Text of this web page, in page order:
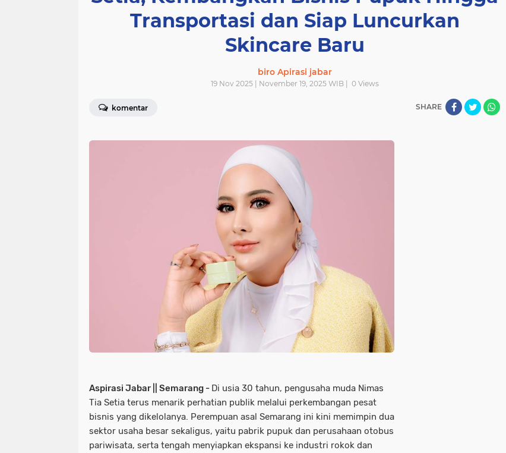
Transportasi dan Siap Luncurkan
Skincare Baru
biro Apirasi jabar
19 Nov 2025 | November 19, 2025 WIB | 0Views
komentar SHARE
Aspirasi Jabar || Semarang - Di usia 30 tahun, pengusaha muda Nimas
Tia Setia terus menarik perhatian publik melalui perkembangan pesat
bisnis yang dikelolanya. Perempuan asal Semarang ini kini memimpin dua
sektor usaha besar sekaligus, yaitu pabrik pupuk dan perusahaan otobus
pariwisata, serta tengah menyiapkan ekspansi ke industri rokok dan